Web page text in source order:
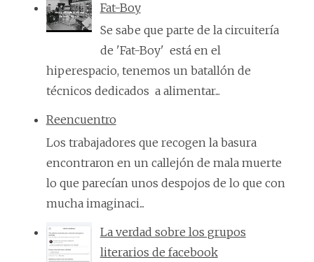
Fat-Boy
Se sabe que parte de la circuitería
de 'Fat-Boy' está en el
hiperespacio, tenemos un batallón de
técnicos dedicados a alimentar...
Reencuentro
Los trabajadores que recogen la basura
encontraron en un callejón de mala muerte
lo que parecían unos despojos de lo que con
mucha imaginaci...
La verdad sobre los grupos
literarios de facebook